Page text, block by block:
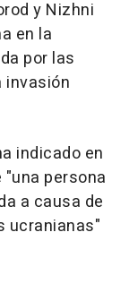
y Nizhni
en la
por las
invasión
indicado en
persona
a causa de
ucranianas"